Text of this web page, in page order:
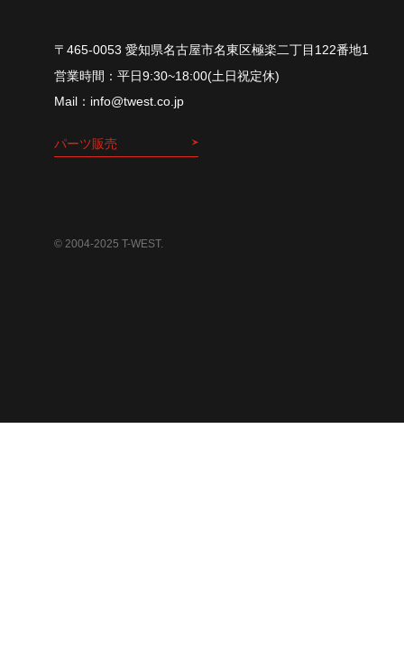
〒465-0053 愛知県名古屋市名東区極楽二丁目122番地1
平⽇9:30~18:00(⼟⽇祝定休)
info@twest.co.jp
パーツ販売
© 2004-2025 T-WEST.